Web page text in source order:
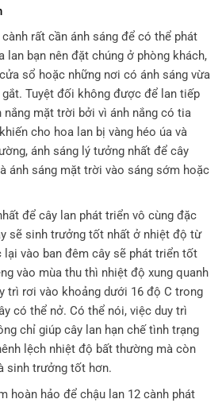
rất cần ánh sáng để có thể phát
lan bạn nên đặt chúng ở phòng khách,
sổ hoặc những nơi có ánh sáng vừa
gắt. Tuyệt đối không được để lan tiếp
mặt trời bởi vì ánh nắng có tia
cho hoa lan bị vàng héo úa và
ánh sáng lý tưởng nhất để cây
ánh sáng mặt trời vào sáng sớm hoặc
để cây lan phát triển vô cùng đặc
sẽ sinh trưởng tốt nhất ở nhiệt độ từ
lại vào ban đêm cây sẽ phát triển tốt
vào mùa thu thì nhiệt độ xung quanh
trì rơi vào khoảng dưới 16 độ C trong
có thể nở. Có thể nói, việc duy trì
chỉ giúp cây lan hạn chế tình trạng
lệch nhiệt độ bất thường mà còn
sinh trưởng tốt hơn.
hoàn hảo để chậu lan 12 cành phát